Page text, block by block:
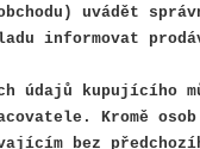
uvádět
informovat
údajů
Kromě
bez